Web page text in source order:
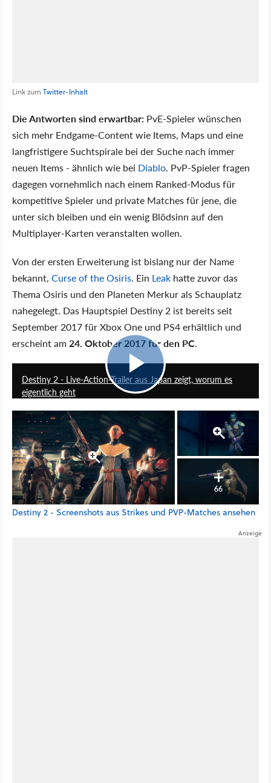
Link zum Twitter-Inhalt
Die Antworten sind erwartbar: PvE-Spieler wünschen
sich mehr Endgame-Content wie Items, Maps und eine
langfristigere Suchtspirale bei der Suche nach immer
neuen Items - ähnlich wie bei Diablo. PvP-Spieler fragen
dagegen vornehmlich nach einem Ranked-Modus für
kompetitive Spieler und private Matches für jene, die
unter sich bleiben und ein wenig Blödsinn auf den
Multiplayer-Karten veranstalten wollen.
Von der ersten Erweiterung ist bislang nur der Name
bekannt, Curse of the Osiris. Ein Leak hatte zuvor das
Thema Osiris und den Planeten Merkur als Schauplatz
nahegelegt. Das Hauptspiel Destiny 2 ist bereits seit
September 2017 für Xbox One und PS4 erhältlich und
erscheint am 24. Oktober 2017 für den PC.
Destiny 2 - Live-Action-Trailer aus Japan zeigt, worum es
eigentlich geht
66
Destiny 2 - Screenshots aus Strikes und PVP-Matches ansehen